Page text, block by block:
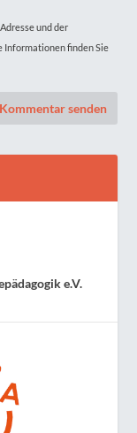
und der
Informationen finden Sie
e.V.